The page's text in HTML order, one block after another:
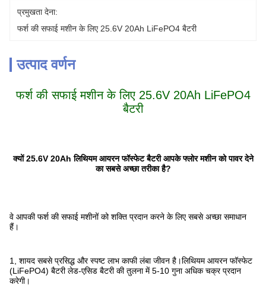
प्रमुखता देना:
फर्श की सफाई मशीन के लिए 25.6V 20Ah LiFePO4 बैटरी
उत्पाद वर्णन
फर्श की सफाई मशीन के लिए 25.6V 20Ah LiFePO4
बैटरी
क्यों 25.6V 20Ahलिथियम आयरन फॉस्फेट बैटरी आपके फ्लोर मशीन को पावर देने
का सबसे अच्छा तरीका है?
वे आपकी फर्श की सफाई मशीनों को शक्ति प्रदान करने के लिए सबसे अच्छा समाधान
हैं।
1, शायद सबसे प्रसिद्ध और स्पष्ट लाभ काफी लंबा जीवन है।लिथियम आयरन फॉस्फेट
(LiFePO4) बैटरी लेड-एसिड बैटरी की तुलना में 5-10 गुना अधिक चक्र प्रदान
करेगी।